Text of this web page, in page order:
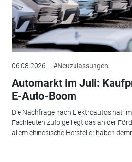
06.08.2026 #Neuzulassungen
Automarkt im Juli:
E-Auto-Boom
Die Nachfrage nach Elektroautos hat
Fachleuten zufolge liegt das an der
allem chinesische Hersteller haben